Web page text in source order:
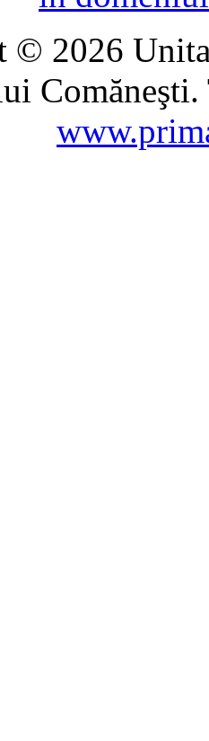
© 2026